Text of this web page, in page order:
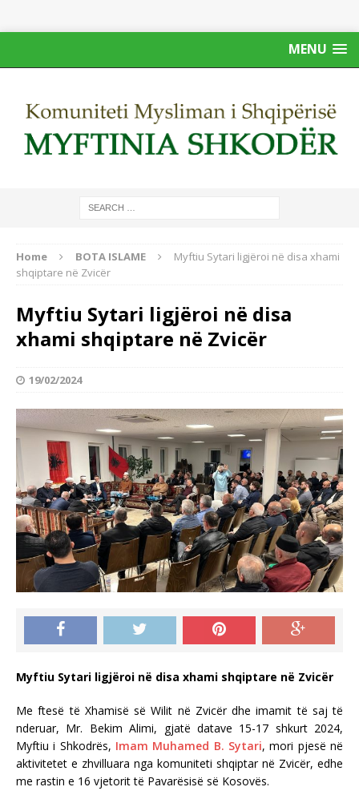
MENU
Home BOTA ISLAME
Myftiu Sytari ligjëroi në disa xhami
shqiptare në Zvicër
Myftiu Sytari ligjëroi në disa
xhami shqiptare në Zvicër
19/02/2024
Myftiu Sytari ligjëroi në disa xhami shqiptare në Zvicër
Me ftesë të Xhamisë së Wilit në Zvicër dhe imamit të saj të
nderuar, Mr. Bekim Alimi, gjatë datave 15-17 shkurt 2024,
Myftiu i Shkodrës, Imam Muhamed B. Sytari, mori pjesë në
aktivitetet e zhvilluara nga komuniteti shqiptar në Zvicër, edhe
me rastin e 16 vjetorit të Pavarësisë së Kosovës.